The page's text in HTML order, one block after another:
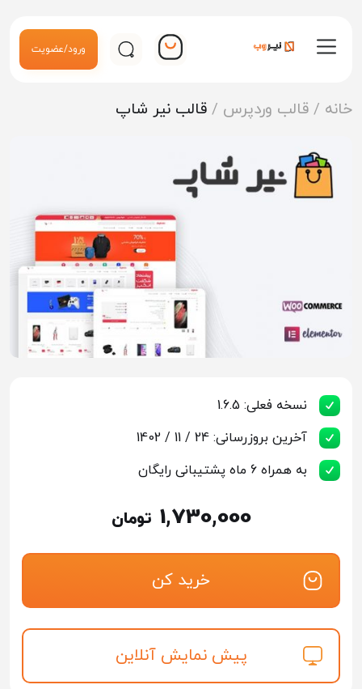
ورود/عضویت
خانه / قالب وردپرس / قالب نیر شاپ
نسخه فعلی: 1.6.5
آخرین بروزرسانی: 24 / 11 / 1402
به همراه 6 ماه پشتیبانی رایگان
1,730,000 تومان
خرید کن
پیش نمایش آنلاین